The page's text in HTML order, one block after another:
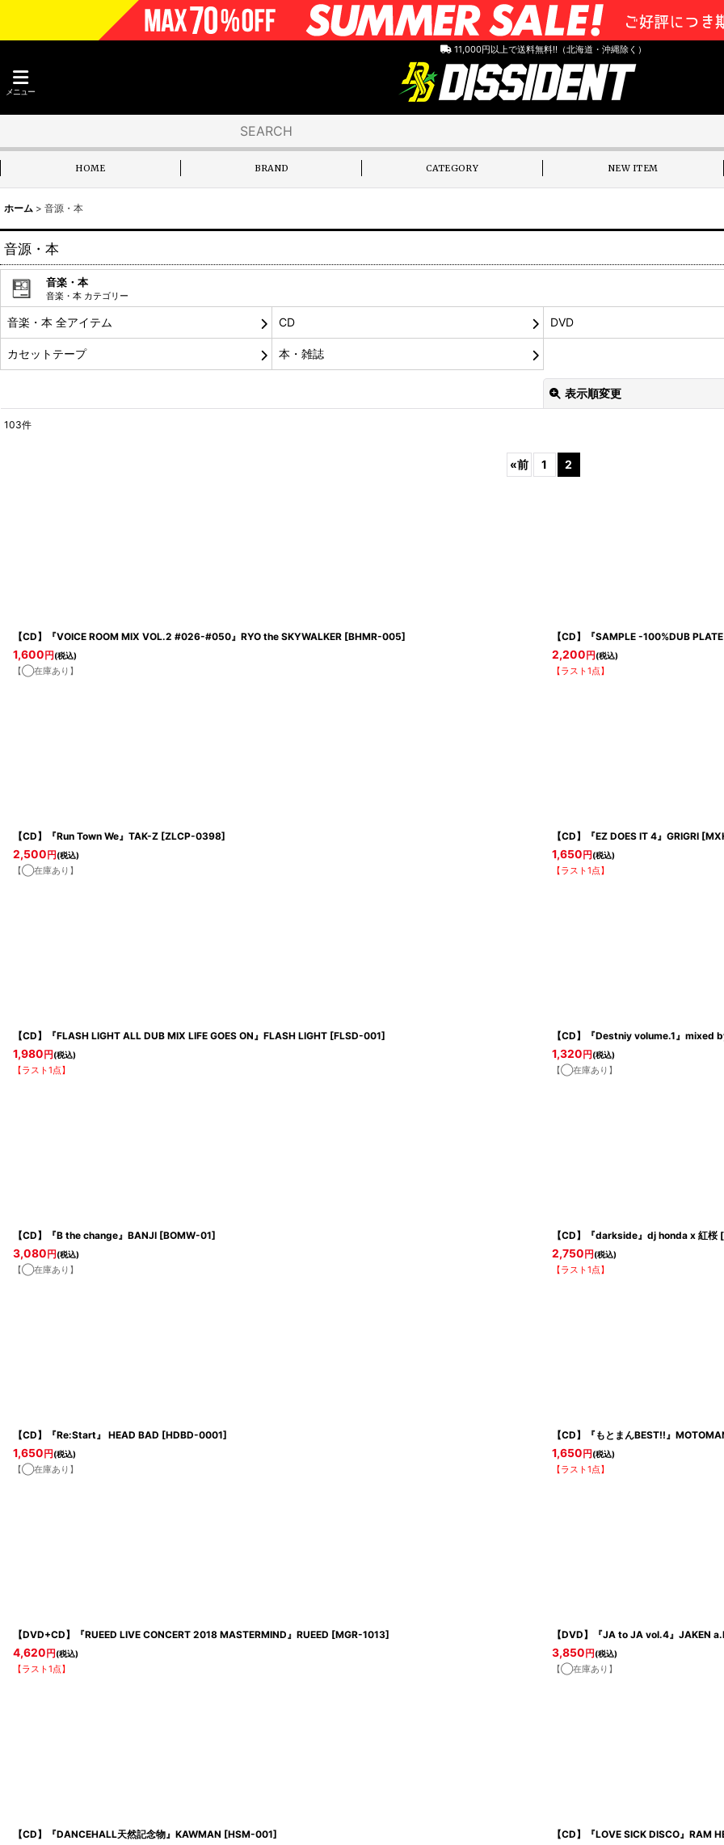
11,000円以上で送料無料!!（北海道・沖縄除く）
メニュー
HOME BRAND CATEGORY NEW ITEM
ホーム > 音源・本
音源・本
音楽・本
音楽・本 カテゴリー
音楽・本 全アイテム CD DVD
カセットテープ 本・雑誌
表示順変更
103件
«前 1 2
【CD】『VOICE ROOM MIX VOL.2 #026-#050』RYO the SKYWALKER [BHMR-005]
1,600 円 (税込)
【◯在庫あり】
【CD】『SAMPLE -100%DUB
2,200 円 (税込)
【ラスト1点】
【CD】『Run Town We』TAK-Z [ZLCP-0398]
2,500 円 (税込)
【◯在庫あり】
【CD】『EZ DOES IT 4』GRIGRI [
1,650 円 (税込)
【ラスト1点】
【CD】『FLASH LIGHT ALL DUB MIX LIFE GOES ON』FLASH LIGHT [FLSD-001]
1,980 円 (税込)
【ラスト1点】
【CD】『Destniy volume.1』mixed
1,320 円 (税込)
【◯在庫あり】
【CD】『B the change』BANJI [BOMW-01]
3,080 円 (税込)
【◯在庫あり】
【CD】『darkside』dj honda x 紅桜 [
2,750 円 (税込)
【ラスト1点】
【CD】『Re:Start』 HEAD BAD [HDBD-0001]
1,650 円 (税込)
【◯在庫あり】
【CD】『もとまんBEST!!』
1,650 円 (税込)
【ラスト1点】
【DVD+CD】『RUEED LIVE CONCERT 2018 MASTERMIND』RUEED [MGR-1013]
4,620 円 (税込)
【ラスト1点】
【DVD】『JA to JA vol.4』JAKEN
3,850 円 (税込)
【◯在庫あり】
【CD】『DANCEHALL天然記念物』KAWMAN [HSM-001] 【CD】『LOVE SICK DISCO』RAM